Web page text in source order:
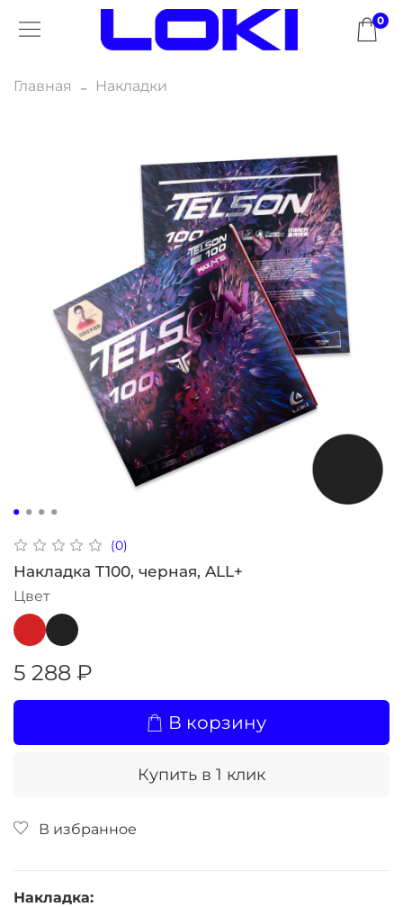
0
Главная Накладки
(0)
Накладка T100, черная, ALL+
Цвет
5 288 ₽
В корзину
Купить в 1 клик
В избранное
Накладка: